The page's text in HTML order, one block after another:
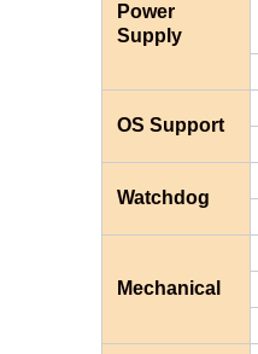
Power
Supply
OS Support
Watchdog
Mechanical